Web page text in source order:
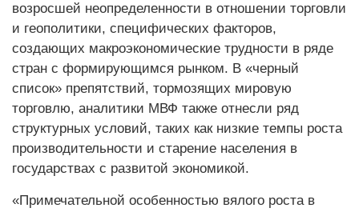
возросшей неопределенности в отношении торговли
и геополитики, специфических факторов,
создающих макроэкономические трудности в ряде
стран с формирующимся рынком. В «черный
список» препятствий, тормозящих мировую
торговлю, аналитики МВФ также отнесли ряд
структурных условий, таких как низкие темпы роста
производительности и старение населения в
государствах с развитой экономикой.
«Примечательной особенностью вялого роста в